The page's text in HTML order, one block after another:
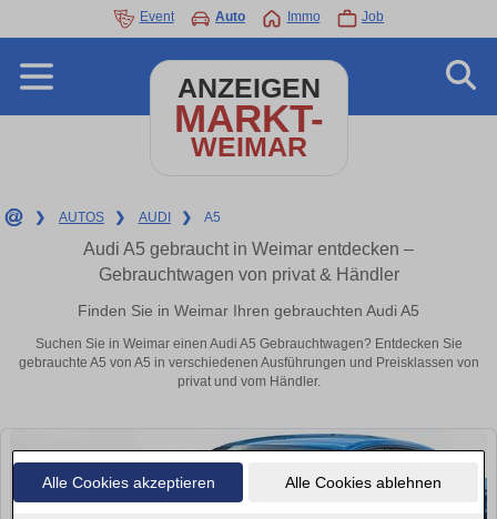
Alle Cookies akzeptieren Alle Cookies ablehnen
Event Auto Immo Job
ANZEIGEN
MARKT-
WEIMAR
❯ AUTOS ❯ AUDI ❯ A5
Audi A5 gebraucht in Weimar entdecken –
Gebrauchtwagen von privat & Händler
Finden Sie in Weimar Ihren gebrauchten Audi A5
Suchen Sie in Weimar einen Audi A5 Gebrauchtwagen? Entdecken Sie
gebrauchte A5 von A5 in verschiedenen Ausführungen und Preisklassen von
privat und vom Händler.